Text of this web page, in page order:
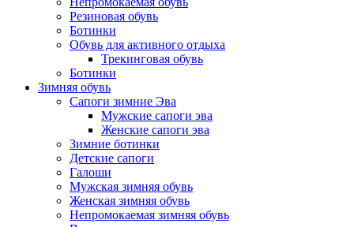
Резиновая обувь
Ботинки
Обувь для активного отдыха
Трекинговая обувь
Ботинки
Зимняя обувь
Сапоги зимние Эва
Мужские сапоги эва
Женские сапоги эва
Зимние ботинки
Детские сапоги
Галоши
Мужская зимняя обувь
Женская зимняя обувь
Непромокаемая зимняя обувь